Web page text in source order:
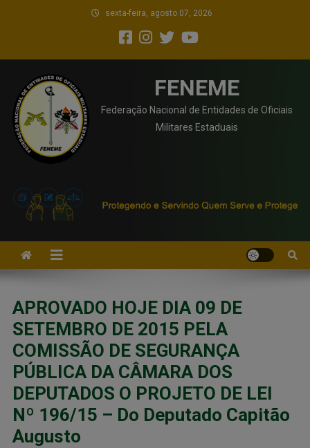
sexta-feira, agosto 07, 2026
FENEME
Federação Nacional de Entidades de Oficiais
Militares Estaduais
APROVADO HOJE DIA 09 DE
SETEMBRO DE 2015 PELA
COMISSÃO DE SEGURANÇA
PÚBLICA DA CÂMARA DOS
DEPUTADOS O PROJETO DE LEI
Nº 196/15 – Do Deputado Capitão
Augusto